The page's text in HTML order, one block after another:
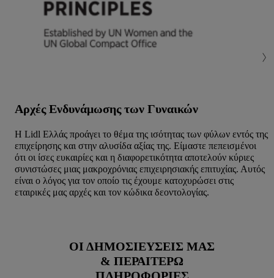
Αρχές Ενδυνάμωσης των Γυναικών
Η Lidl Ελλάς προάγει το θέμα της ισότητας των φύλων εντός της
επιχείρησης και στην αλυσίδα αξίας της. Είμαστε πεπεισμένοι
ότι οι ίσες ευκαιρίες και η διαφορετικότητα αποτελούν κύριες
συνιστώσες μιας μακροχρόνιας επιχειρησιακής επιτυχίας. Αυτός
είναι ο λόγος για τον οποίο τις έχουμε κατοχυρώσει στις
εταιρικές μας αρχές και τον κώδικα δεοντολογίας.
ΟΙ ΔΗΜΟΣΙΕΎΣΕΙΣ ΜΑΣ
& ΠΕΡΑΙΤΈΡΩ